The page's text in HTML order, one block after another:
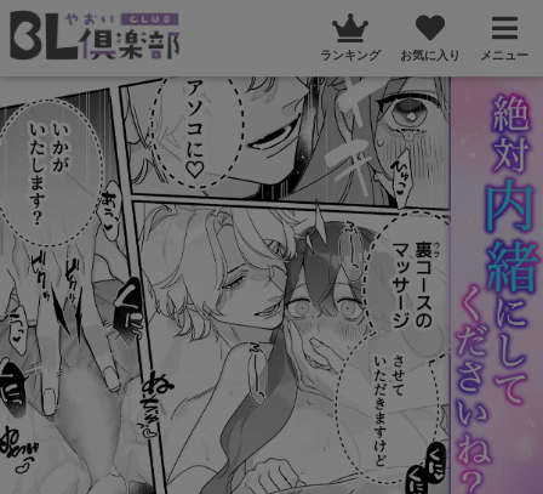
ランキング お気に入り メニュー